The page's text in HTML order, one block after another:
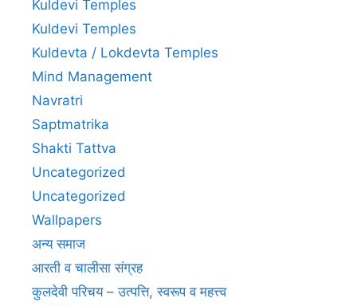
Kuldevi Temples
Kuldevi Temples
Kuldevta / Lokdevta Temples
Mind Management
Navratri
Saptmatrika
Shakti Tattva
Uncategorized
Uncategorized
Wallpapers
अन्य समाज
आरती व चालीसा संग्रह
कुलदेवी परिचय – उत्पत्ति, स्वरूप व महत्त्व